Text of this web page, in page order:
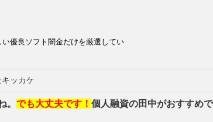
優良ソフト闇金だけを厳選してい
ッカケ
。 でも大丈夫です！ 個人融資の田中がおすすめで